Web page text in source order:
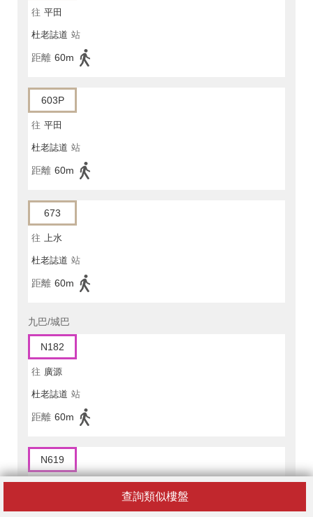
查詢類似樓盤
往 平田
杜老誌道 站
距離 60m
603P
往 平田
杜老誌道 站
距離 60m
673
往 上水
杜老誌道 站
距離 60m
九巴/城巴
N182
往 廣源
杜老誌道 站
距離 60m
N619
往 中環(港澳碼頭)